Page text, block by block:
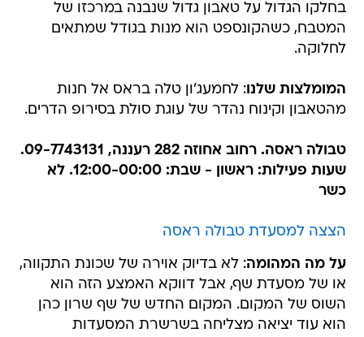
בחלקו הגדול על טאבון גדול שנבנה במרכזו של
המטבח, כשהקונספט הוא מנות בגודל שמתאים
לחלוקה.
המומלצות שלנו: לחמעג'ון טלה בראס אל חנות
מהטאבון וקינוח נהדר של עוגת סולת בסירופ הדרים.
טבולה ראסה. רחוב אחוזה 282 רעננה, 09-7743131.
שעות פעילות: ראשון - שבת: 12:00-00:00. לא
כשר
הצצה למסעדת טבולה ראסה
על מה המהומה: לא בדיוק אוירה של שכונת התקווה,
או של מסעדת שף, אבל דווקא האמצע הזה הוא
השוס של המקום. המקום החדש של שף שרון כהן
הוא עוד יציאה מצליחה בשרשרת המסעדות